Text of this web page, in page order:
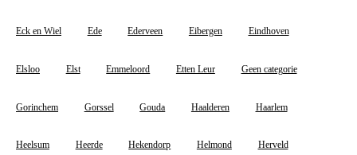
Eck en Wiel Ede Ederveen Eibergen Eindhoven
Elsloo Elst Emmeloord Etten Leur Geen categorie
Gorinchem Gorssel Gouda Haalderen Haarlem
Heelsum Heerde Hekendorp Helmond Herveld